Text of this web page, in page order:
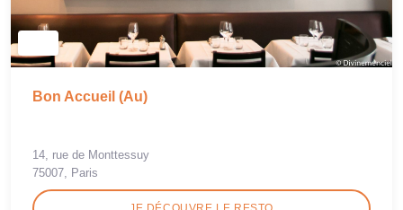
Bon Accueil (Au)
14, rue de Monttessuy
75007, Paris